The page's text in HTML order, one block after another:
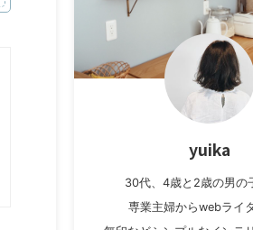
yuika
30代、4歳と2歳の男の
専業主婦からwebライ